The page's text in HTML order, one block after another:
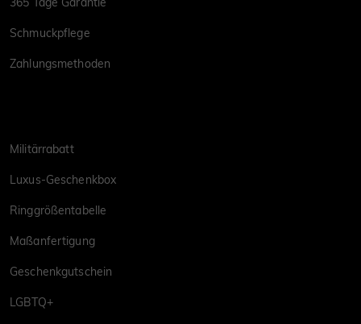
Schmuckpflege
Zahlungsmethoden
Militärrabatt
Luxus-Geschenkbox
Ringgrößentabelle
Maßanfertigung
Geschenkgutschein
LGBTQ+